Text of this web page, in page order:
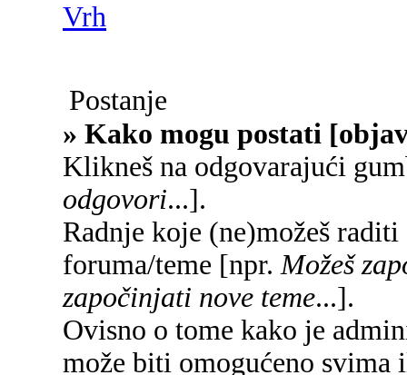
Vrh
Postanje
» Kako mogu postati
Klikneš na odgovarajući
odgovori...].
Radnje koje (ne)možeš
foruma/teme [npr.Možeš
započinjati nove teme...].
Ovisno o tome kako je
može biti omogućeno